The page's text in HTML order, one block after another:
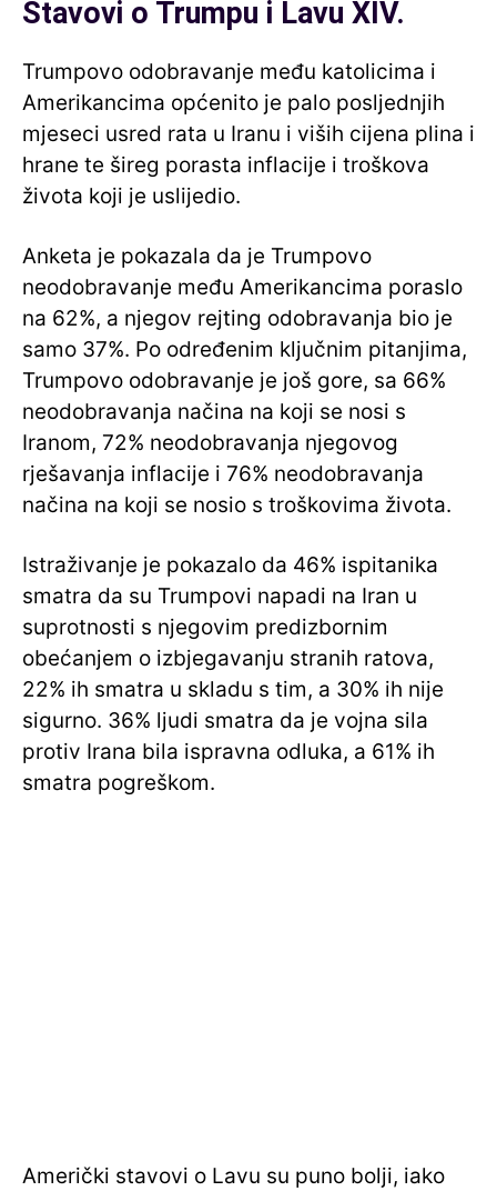
Stavovi o Trumpu i Lavu XIV.
Trumpovo odobravanje među katolicima i
Amerikancima općenito je palo posljednjih
mjeseci usred rata u Iranu i viših cijena plina i
hrane te šireg porasta inflacije i troškova
života koji je uslijedio.
Anketa je pokazala da je Trumpovo
neodobravanje među Amerikancima poraslo
na 62%, a njegov rejting odobravanja bio je
samo 37%. Po određenim ključnim pitanjima,
Trumpovo odobravanje je još gore, sa 66%
neodobravanja načina na koji se nosi s
Iranom, 72% neodobravanja njegovog
rješavanja inflacije i 76% neodobravanja
načina na koji se nosio s troškovima života.
Istraživanje je pokazalo da 46% ispitanika
smatra da su Trumpovi napadi na Iran u
suprotnosti s njegovim predizbornim
obećanjem o izbjegavanju stranih ratova,
22% ih smatra u skladu s tim, a 30% ih nije
sigurno. 36% ljudi smatra da je vojna sila
protiv Irana bila ispravna odluka, a 61% ih
smatra pogreškom.
Američki stavovi o Lavu su puno bolji, iako